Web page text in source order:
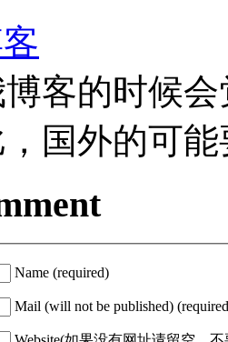
客的时候
国外的可
Name (required)
Mail (will not be published)